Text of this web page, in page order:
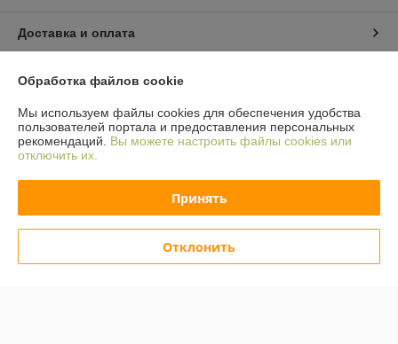
Доставка и оплата
График работы
Полная версия сайта
Политика обработки cookies
Сайт создан на платформе Deal.by
Обработка файлов cookie
Мы используем файлы cookies для обеспечения удобства
пользователей портала и предоставления персональных
рекомендаций. Вы можете настроить файлы cookies или
отключить их.
Принять
Отклонить